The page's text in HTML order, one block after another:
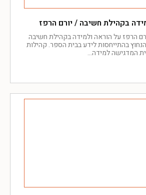
בקהילת חשיבה / יורם הרפז
הרפז על הוראה ולמידה בקהילת חשיבה
בהתייחסות לידע בבית הספר. קהילות
המדגישה למידה